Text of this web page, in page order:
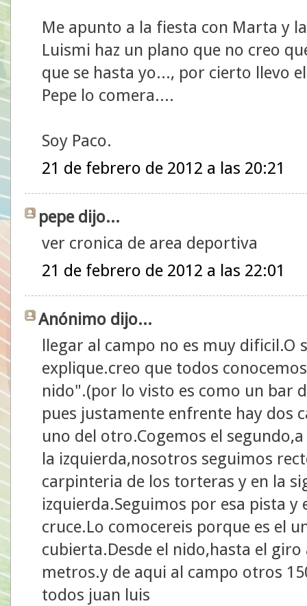
Me apunto a la fiesta con Marta y
Luismi haz un plano que no creo
que se hasta yo..., por cierto llevo
Pepe lo comera....
Soy Paco.
21 de febrero de 2012 a las 20:21
pepe dijo...
ver cronica de area deportiva
21 de febrero de 2012 a las 22:01
Anónimo dijo...
llegar al campo no es muy dificil.O
explique.creo que todos
nido".(por lo visto es como un bar
pues justamente enfrente hay dos
uno del otro.Cogemos el
la izquierda,nosotros seguimos
carpinteria de los torteras y en la
izquierda.Seguimos por esa pista
cruce.Lo comocereis porque es el
cubierta.Desde el nido,hasta el
metros.y de aqui al campo otros
todos juan luis